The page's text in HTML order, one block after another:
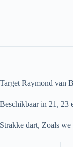
Target Raymond van
Beschikbaar in 21, 23
Strakke dart, Zoals